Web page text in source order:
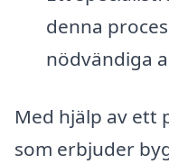
denna
nödvändiga
Med hjälp av ett
som erbjuder